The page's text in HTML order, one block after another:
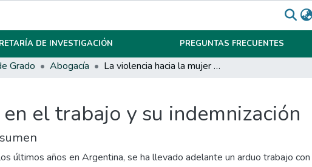
DE INVESTIGACIÓN PREGUNTAS FRECUENTES
Grado Abogacía La violencia hacia la mujer en el trabajo y su indemnización
el trabajo y su indemnización
últimos años en Argentina, se ha llevado adelante un arduo trabajo con